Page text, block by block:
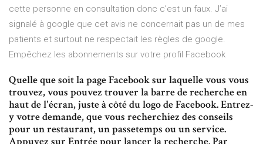
cette personne en consultation donc c’est un faux. J’ai
signalé à google que cet avis ne concernait pas un de mes
patients et surtout ne respectait les règles de google.
Empêchez les abonnements sur votre profil Facebook
Quelle que soit la page Facebook sur laquelle vous vous
trouvez, vous pouvez trouver la barre de recherche en
haut de l'écran, juste à côté du logo de Facebook. Entrez-
y votre demande, que vous recherchiez des conseils
pour un restaurant, un passetemps ou un service.